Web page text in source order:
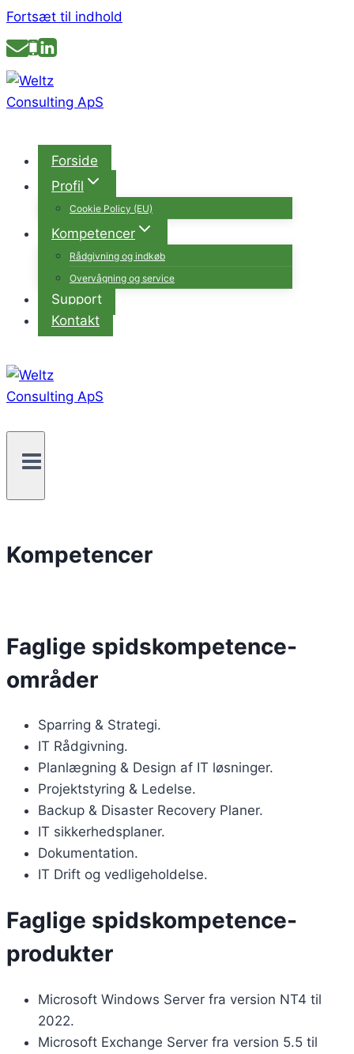
Fortsæt til indhold
Forside
Profil
Cookie Policy (EU)
Kompetencer
Rådgivning og indkøb
Overvågning og service
Support
Kontakt
Kompetencer
Faglige spidskompetence-
områder
Sparring & Strategi.
IT Rådgivning.
Planlægning & Design af IT løsninger.
Projektstyring & Ledelse.
Backup & Disaster Recovery Planer.
IT sikkerhedsplaner.
Dokumentation.
IT Drift og vedligeholdelse.
Faglige spidskompetence-
produkter
Microsoft Windows Server fra version NT4 til
2022.
Microsoft Exchange Server fra version 5.5 til